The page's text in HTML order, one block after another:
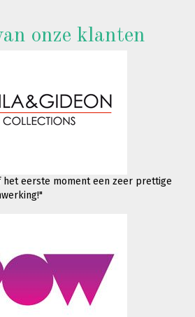
onze klanten
het eerste moment een zeer prettige